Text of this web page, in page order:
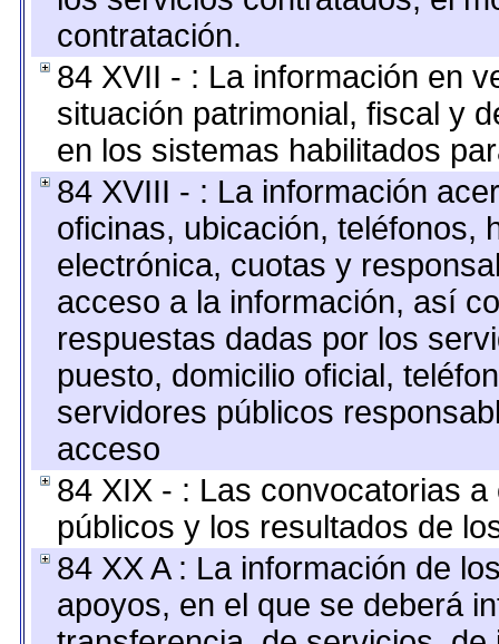
contratación.
84 XVII - : La información en
situación patrimonial, fiscal y
en los sistemas habilitados
84 XVIII - : La información
oficinas, ubicación, teléfonos,
electrónica, cuotas y
acceso a la información, así
respuestas dadas por los
puesto, domicilio oficial,
servidores públicos
acceso
84 XIX - : Las convocatorias
públicos y los resultados de
84 XX A : La información de
apoyos, en el que se deberá